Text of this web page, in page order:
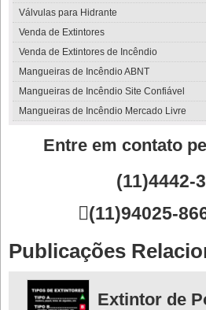
Válvulas para Hidrante
Venda de Extintores
Venda de Extintores de Incêndio
Mangueiras de Incêndio ABNT
Mangueiras de Incêndio Site Confiável
Mangueiras de Incêndio Mercado Livre
Entre em contato
(11)4442-
(11)94025-
Publicações
Extintor de